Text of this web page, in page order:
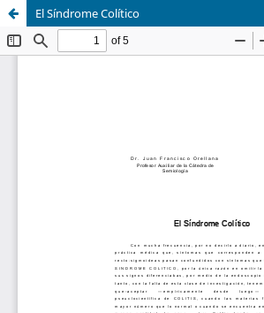
El Síndrome Colítico